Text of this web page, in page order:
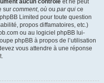
aucun contrôle et ne peut
sur comment, où ou par qui ce
Limited pour toute question
propos diffamatoires, etc.)
ou au logiciel phpBB lui-
phpBB à propos de l’utilisation
vous attendre à une réponse